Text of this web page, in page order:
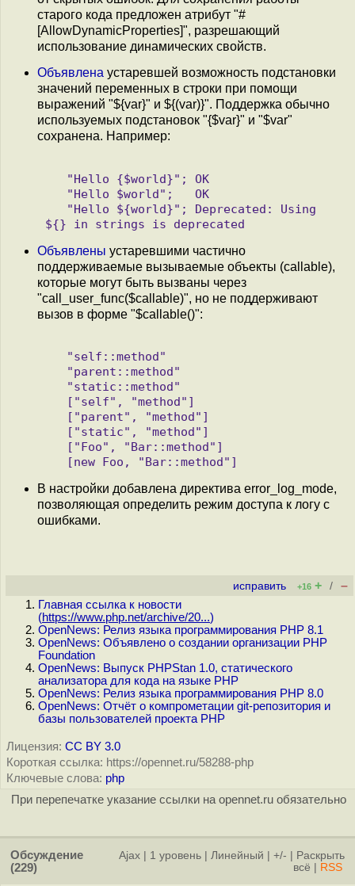
старого кода предложен атрибут "#
[AllowDynamicProperties]", разрешающий
использование динамических свойств.
Объявлена устаревшей возможность подстановки
значений переменных в строки при помощи
выражений "${var}" и ${(var)}". Поддержка обычно
используемых подстановок "{$var}" и "$var"
сохранена. Например:
Объявлены устаревшими частично
поддерживаемые вызываемые объекты (callable),
которые могут быть вызваны через
"call_user_func($callable)", но не поддерживают
вызов в форме "$callable()":
В настройки добавлена директива error_log_mode,
позволяющая определить режим доступа к логу с
ошибками.
исправить +16 + / –
Главная ссылка к новости
(https://www.php.net/archive/20...)
OpenNews: Релиз языка программирования PHP 8.1
OpenNews: Объявлено о создании организации PHP
Foundation
OpenNews: Выпуск PHPStan 1.0, статического
анализатора для кода на языке PHP
OpenNews: Релиз языка программирования PHP 8.0
OpenNews: Отчёт о компрометации git-репозитория и
базы пользователей проекта PHP
Лицензия: CC BY 3.0
Короткая ссылка: https://opennet.ru/58288-php
Ключевые слова: php
При перепечатке указание ссылки на opennet.ru обязательно
Обсуждение
(229)
Ajax 1 уровень Линейный +/-
Раскрыть
всё
RSS